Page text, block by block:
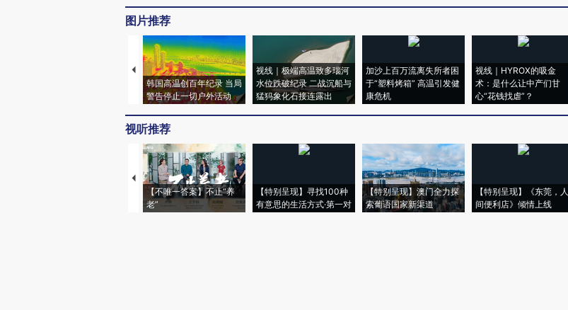
图片推荐
韩国高温创百年纪录 当局
警告停止一切户外活动
视线｜极端高温致多瑙河
水位跌破纪录 二战沉船与
猛犸象化石接连露出
加沙上百万流离失所者困
于“塑料烤箱” 高温引发健
康危机
视线｜HYROX的吸金
术：是什么让中产们甘
心“花钱找虐”？
视听推荐
【不唯一答案】不止“养
老”
【特别呈现】寻找100种
有意思的生活方式·第一对
【特别呈现】澳门全力探
索葡语国家新渠道
【特别呈现】《东莞，人
间便利店》倾情上线